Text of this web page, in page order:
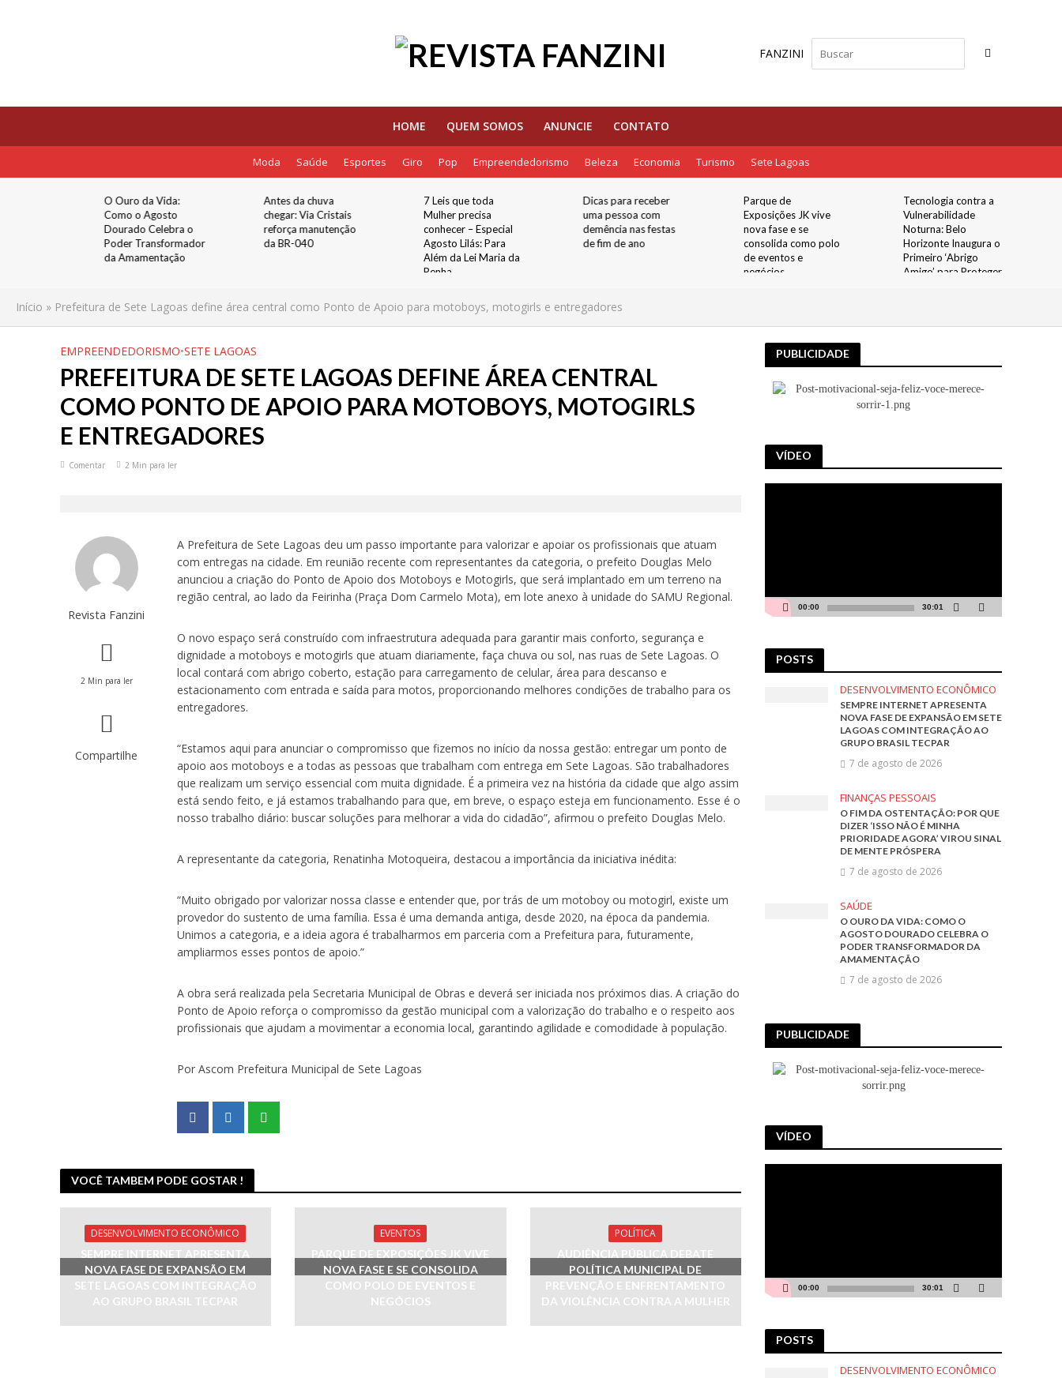
FANZINI
HOME QUEM SOMOS ANUNCIE CONTATO
Moda Saúde Esportes Giro Pop Empreendedorismo Beleza Economia Turismo Sete Lagoas
O Ouro da Vida:
Como o Agosto
Dourado Celebra o
Poder Transformador
da Amamentação
Antes da chuva
chegar: Via Cristais
reforça manutenção
da BR-040
7 Leis que toda
Mulher precisa
conhecer – Especial
Agosto Lilás: Para
Além da Lei Maria da
Penha
Dicas para receber
uma pessoa com
demência nas festas
de fim de ano
Parque de
Exposições JK vive
nova fase e se
consolida como polo
de eventos e
negócios
Tecnologia contra a
Vulnerabilidade
Noturna: Belo
Horizonte Inaugura o
Primeiro ‘Abrigo
Amigo’ para Proteger
Início » Prefeitura de Sete Lagoas define área central como Ponto de Apoio para motoboys, motogirls e entregadores
EMPREENDEDORISMO•SETE LAGOAS
PREFEITURA DE SETE LAGOAS DEFINE ÁREA CENTRAL
COMO PONTO DE APOIO PARA MOTOBOYS, MOTOGIRLS
E ENTREGADORES
Comentar 2 Min para ler
Revista Fanzini
2 Min para ler
Compartilhe
A Prefeitura de Sete Lagoas deu um passo importante para valorizar e apoiar os profissionais que atuam
com entregas na cidade. Em reunião recente com representantes da categoria, o prefeito Douglas Melo
anunciou a criação do Ponto de Apoio dos Motoboys e Motogirls, que será implantado em um terreno na
região central, ao lado da Feirinha (Praça Dom Carmelo Mota), em lote anexo à unidade do SAMU Regional.
O novo espaço será construído com infraestrutura adequada para garantir mais conforto, segurança e
dignidade a motoboys e motogirls que atuam diariamente, faça chuva ou sol, nas ruas de Sete Lagoas. O
local contará com abrigo coberto, estação para carregamento de celular, área para descanso e
estacionamento com entrada e saída para motos, proporcionando melhores condições de trabalho para os
entregadores.
“Estamos aqui para anunciar o compromisso que fizemos no início da nossa gestão: entregar um ponto de
apoio aos motoboys e a todas as pessoas que trabalham com entrega em Sete Lagoas. São trabalhadores
que realizam um serviço essencial com muita dignidade. É a primeira vez na história da cidade que algo assim
está sendo feito, e já estamos trabalhando para que, em breve, o espaço esteja em funcionamento. Esse é o
nosso trabalho diário: buscar soluções para melhorar a vida do cidadão”, afirmou o prefeito Douglas Melo.
A representante da categoria, Renatinha Motoqueira, destacou a importância da iniciativa inédita:
“Muito obrigado por valorizar nossa classe e entender que, por trás de um motoboy ou motogirl, existe um
provedor do sustento de uma família. Essa é uma demanda antiga, desde 2020, na época da pandemia.
Unimos a categoria, e a ideia agora é trabalharmos em parceria com a Prefeitura para, futuramente,
ampliarmos esses pontos de apoio.”
A obra será realizada pela Secretaria Municipal de Obras e deverá ser iniciada nos próximos dias. A criação do
Ponto de Apoio reforça o compromisso da gestão municipal com a valorização do trabalho e o respeito aos
profissionais que ajudam a movimentar a economia local, garantindo agilidade e comodidade à população.
Por Ascom Prefeitura Municipal de Sete Lagoas
VOCÊ TAMBEM PODE GOSTAR !
DESENVOLVIMENTO ECONÔMICO
SEMPRE INTERNET APRESENTA
NOVA FASE DE EXPANSÃO EM
SETE LAGOAS COM INTEGRAÇÃO
AO GRUPO BRASIL TECPAR
EVENTOS
PARQUE DE EXPOSIÇÕES JK VIVE
NOVA FASE E SE CONSOLIDA
COMO POLO DE EVENTOS E
NEGÓCIOS
POLÍTICA
AUDIÊNCIA PÚBLICA DEBATE
POLÍTICA MUNICIPAL DE
PREVENÇÃO E ENFRENTAMENTO
DA VIOLÊNCIA CONTRA A MULHER
PUBLICIDADE
VÍDEO
00:00 30:01
POSTS
DESENVOLVIMENTO ECONÔMICO
SEMPRE INTERNET APRESENTA
NOVA FASE DE EXPANSÃO EM SETE
LAGOAS COM INTEGRAÇÃO AO
GRUPO BRASIL TECPAR
7 de agosto de 2026
FINANÇAS PESSOAIS
O FIM DA OSTENTAÇÃO: POR QUE
DIZER ‘ISSO NÃO É MINHA
PRIORIDADE AGORA’ VIROU SINAL
DE MENTE PRÓSPERA
7 de agosto de 2026
SAÚDE
O OURO DA VIDA: COMO O
AGOSTO DOURADO CELEBRA O
PODER TRANSFORMADOR DA
AMAMENTAÇÃO
7 de agosto de 2026
PUBLICIDADE
VÍDEO
00:00 30:01
POSTS
DESENVOLVIMENTO ECONÔMICO